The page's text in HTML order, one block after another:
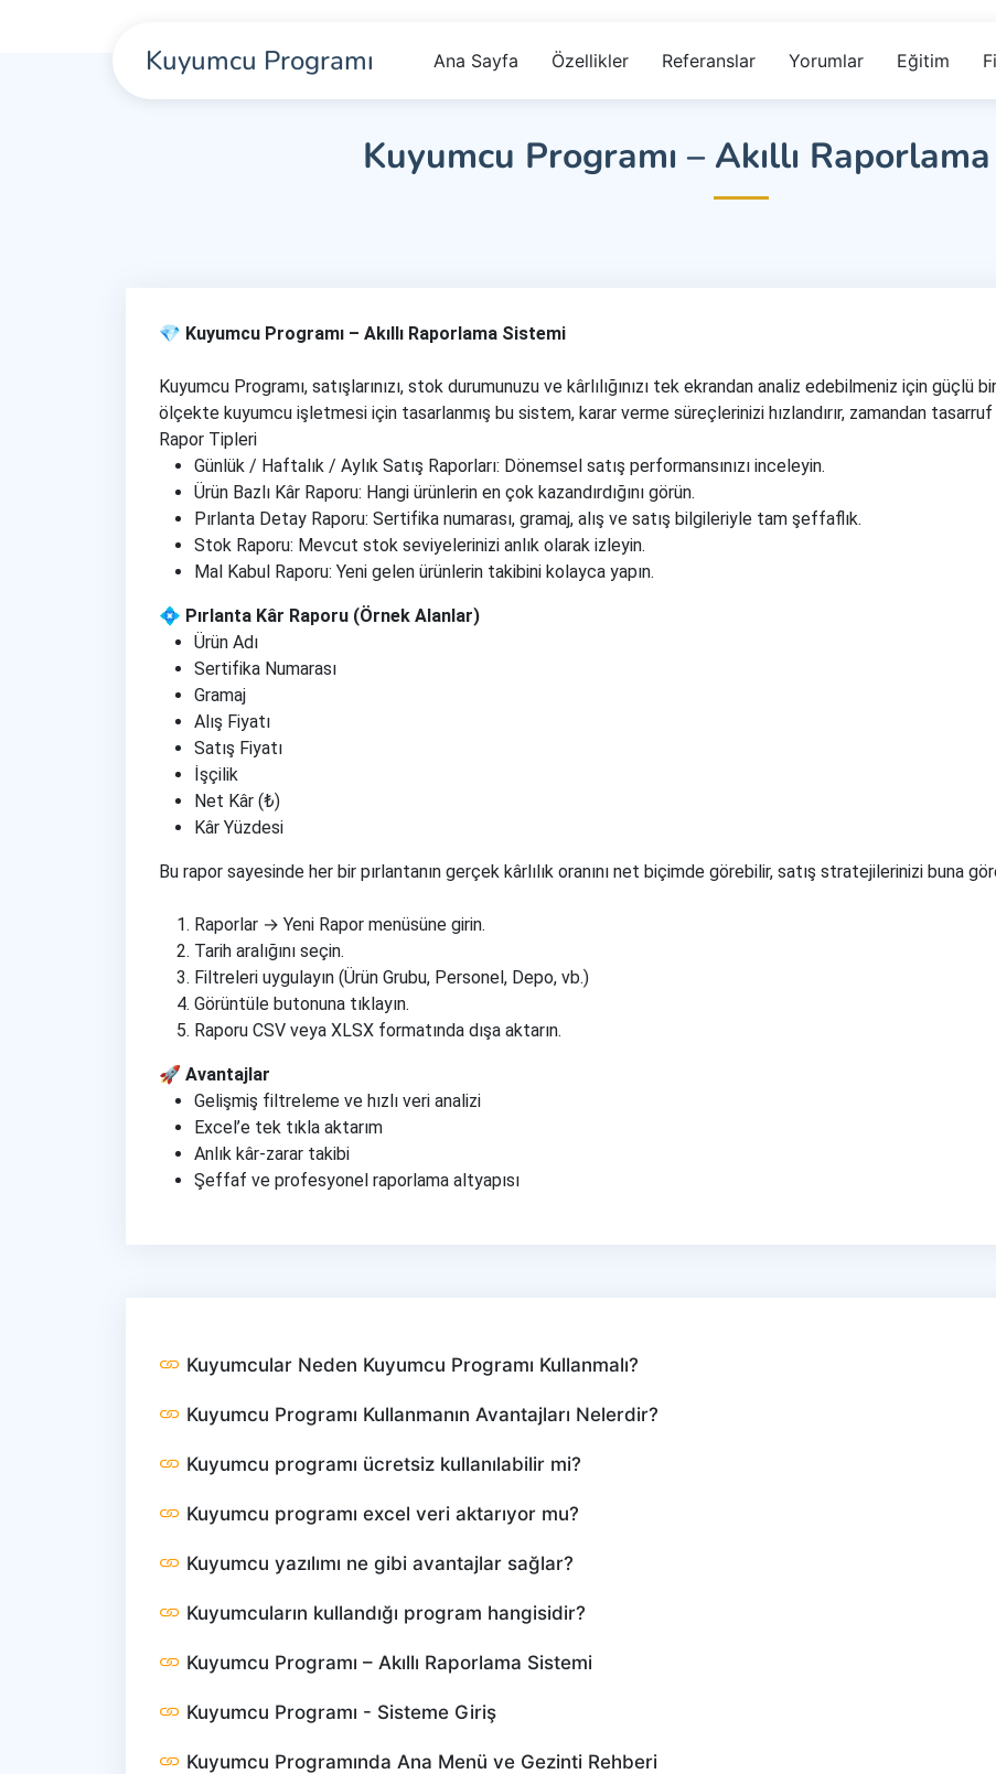
Kuyumcu Programı Ana Sayfa Özellikler Referanslar Yorumlar Eğitim
Kuyumcu Programı – Akıllı
💎 Kuyumcu Programı – Akıllı Raporlama Sistemi
Kuyumcu Programı, satışlarınızı, stok durumunuzu ve kârlılığınızı tek ekrandan analiz edebilmeniz için güçlü
ölçekte kuyumcu işletmesi için tasarlanmış bu sistem, karar verme süreçlerinizi hızlandırır, zamandan tasarruf
Rapor Tipleri
Günlük / Haftalık / Aylık Satış Raporları: Dönemsel satış performansınızı inceleyin.
Ürün Bazlı Kâr Raporu: Hangi ürünlerin en çok kazandırdığını görün.
Pırlanta Detay Raporu: Sertifika numarası, gramaj, alış ve satış bilgileriyle tam şeffaflık.
Stok Raporu: Mevcut stok seviyelerinizi anlık olarak izleyin.
Mal Kabul Raporu: Yeni gelen ürünlerin takibini kolayca yapın.
💠 Pırlanta Kâr Raporu (Örnek Alanlar)
Ürün Adı
Sertifika Numarası
Gramaj
Alış Fiyatı
Satış Fiyatı
İşçilik
Net Kâr (₺)
Kâr Yüzdesi
Bu rapor sayesinde her bir pırlantanın gerçek kârlılık oranını net biçimde görebilir, satış stratejilerinizi buna
Raporlar → Yeni Rapor menüsüne girin.
Tarih aralığını seçin.
Filtreleri uygulayın (Ürün Grubu, Personel, Depo, vb.)
Görüntüle butonuna tıklayın.
Raporu CSV veya XLSX formatında dışa aktarın.
🚀 Avantajlar
Gelişmiş filtreleme ve hızlı veri analizi
Excel’e tek tıkla aktarım
Anlık kâr-zarar takibi
Şeffaf ve profesyonel raporlama altyapısı
Kuyumcular Neden Kuyumcu Programı Kullanmalı?
Kuyumcu Programı Kullanmanın Avantajları Nelerdir?
Kuyumcu programı ücretsiz kullanılabilir mi?
Kuyumcu programı excel veri aktarıyor mu?
Kuyumcu yazılımı ne gibi avantajlar sağlar?
Kuyumcuların kullandığı program hangisidir?
Kuyumcu Programı – Akıllı Raporlama Sistemi
Kuyumcu Programı - Sisteme Giriş
Kuyumcu Programında Ana Menü ve Gezinti Rehberi